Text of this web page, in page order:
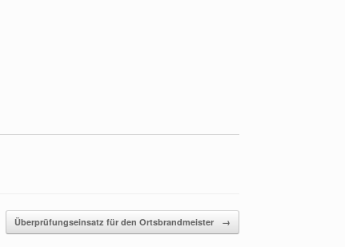
Überprüfungseinsatz für den Ortsbrandmeister →